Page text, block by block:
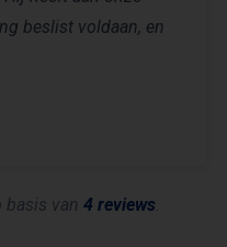
beslist voldaan, en
basis van 4 reviews.